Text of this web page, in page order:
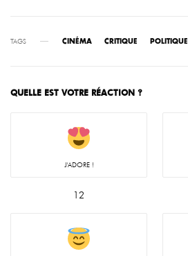
TAGS CINÉMA CRITIQUE POLITIQUE
QUELLE EST VOTRE RÉACTION ?
J'ADORE !
12